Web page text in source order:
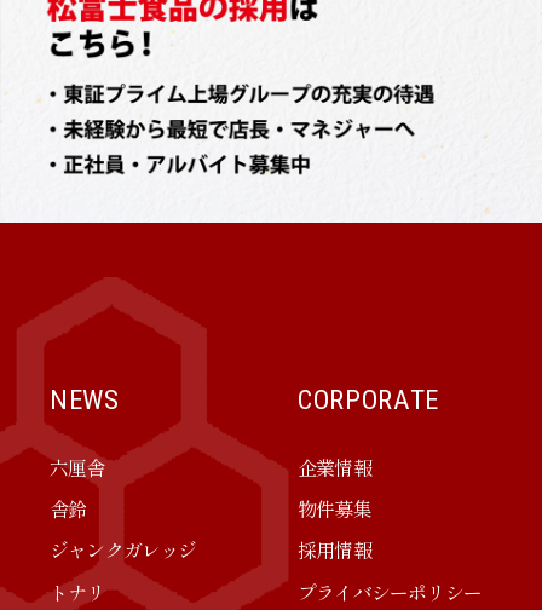
NEWS
六厘舎
舎鈴
ジャンクガレッジ
トナリ
CORPORATE
企業情報
物件募集
採用情報
プライバシーポリシー